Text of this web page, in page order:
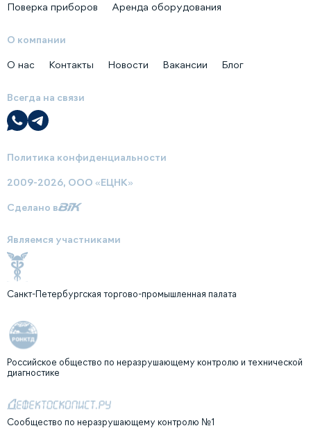
Поверка приборов
Аренда оборудования
О компании
О нас Контакты Новости Вакансии Блог
Всегда на связи
Политика конфиденциальности
2009-2026, ООО «ЕЦНК»
Сделано в
Являемся участниками
Санкт-Петербургская торгово-промышленная палата
Российское общество по неразрушающему контролю и технической
диагностике
Сообщество по неразрушающему контролю №1